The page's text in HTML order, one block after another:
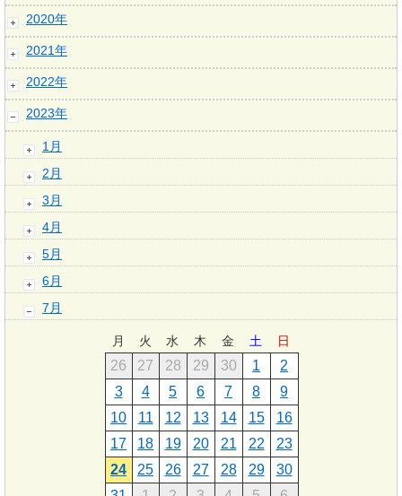
2020年
2021年
2022年
2023年
1月
2月
3月
4月
5月
6月
7月
月 火 水 木 金 土 日
26 27 28 29 30 1
2
3
4 5 6 7 8
9
10
11 12 13 14 15
16
17
18 19 20 21 22
23
24
25 26 27 28 29
30